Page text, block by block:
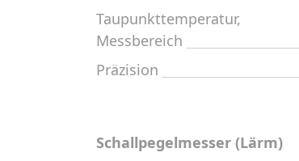
Taupunkttemperatur,
Messbereich
Präzision
Schallpegelmesser (Lärm)